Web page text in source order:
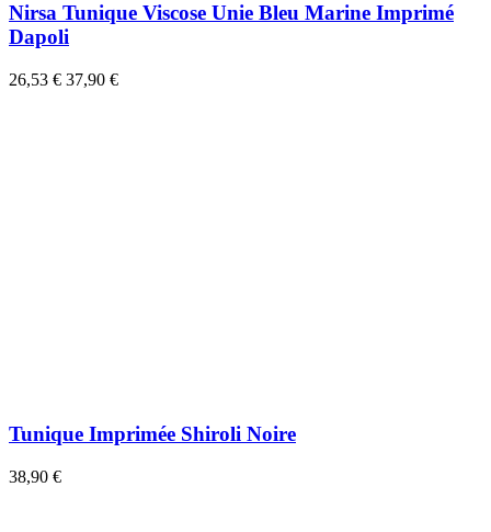
Nirsa Tunique Viscose Unie Bleu Marine Imprimé
Dapoli
26,53 € 37,90 €
Tunique Imprimée Shiroli Noire
38,90 €